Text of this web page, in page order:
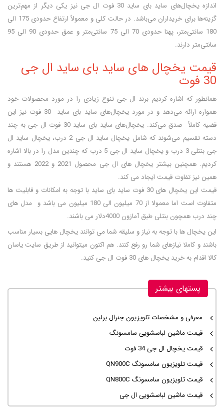
اندازه یخچال‌های ساید بای ساید 30 فوت ال جی نیز یکی دیگر از مهم‌ترین
گزینه‌ها برای خریداران می‌باشد. در حالت کلی و معمولاً ارتفاع حدودی 175 الی
180 سانتی‌متر، پهنا حدودی 70 الی 75 سانتی‌متر و عمق حدودی 90 الی 95
سانتی‌متر دارند.
قیمت یخچال های ساید بای ساید ال جی
30 فوت
همانطور که اشاره کردیم برند ال جی تنوع زیادی را در مورد محصولات خود
همواره ارائه می‌دهد و در مورد یخچال‌های ساید بای ساید 30 فوت نیز این
قضیه کاملاً صدق می‌کند. یخچال‌های ساید بای ساید 30 فوت ال جی به چند
دسته تقسیم می‌شوند که شامل یخچال ساید ال جی 2 درب، یخچال ساید ال
جی بنتلی 3 درب و یخچال ساید ال جی 5 درب که چندین مدل را در بالا اشاره
کردیم. همچنین بیشتر یخچال های ال جی محصول 2021 و 2022 هستند و
همین نیز تفاوت قیمت ایجاد می کند.
قیمت این یخچال های 30 فوت ساید بای ساید با توجه به امکانات و قابلیت ها
متفاوت است اما معمولا از 70 میلیون الی 180 میلیون می باشد و مدل های
چند درب همچون بنتلی طبق آمازون 4000دلار می باشند.
این یخچال ها با توجه به نیاز و سلیقه شما می توانند یخچال هایی بسیار مناسب
باشند و کاملا نیازهای شما رو رفع کنند. هم اکنون میتوانید از طریق سایت یاسان
کالا اقدام به خرید یخچال های 30 فوت ال جی کنید.
پستهای بیشتر
معرفی و مشخصات تلویزیون جنرال برلین
قیمت ماشین لباسشویی سامسونگ
قیمت یخچال ال جی 34 فوت
قیمت تلویزیون سامسونگ QN900C
قیمت تلویزیون سامسونگ QN800C
قیمت ماشین لباسشویی ال جی